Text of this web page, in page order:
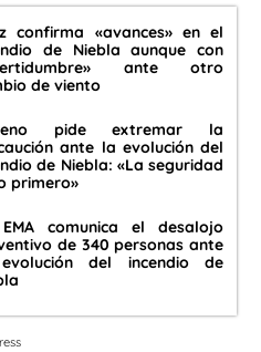
confirma «avances» en el
de Niebla aunque con
ante otro
de viento
pide extremar la
ante la evolución del
de Niebla: «La seguridad
primero»
comunica el desalojo
de 340 personas ante
del incendio de